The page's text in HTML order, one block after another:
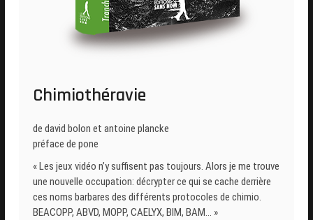
Chimiothéravie
de david bolon et antoine plancke
préface de pone
« Les jeux vidéo n’y suffisent pas toujours. Alors je me trouve
une nouvelle occupation: décrypter ce qui se cache derrière
ces noms barbares des différents protocoles de chimio.
BEACOPP, ABVD, MOPP, CAELYX, BIM, BAM… »